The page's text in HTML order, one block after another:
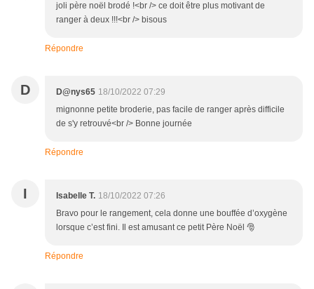
joli père noël brodé !<br /> ce doit être plus motivant de
ranger à deux !!!<br /> bisous
Répondre
D D@nys65 18/10/2022 07:29
mignonne petite broderie, pas facile de ranger après difficile
de s'y retrouvé<br /> Bonne journée
Répondre
I Isabelle T. 18/10/2022 07:26
Bravo pour le rangement, cela donne une bouffée d’oxygène
lorsque c’est fini. Il est amusant ce petit Père Noël 🎅
Répondre